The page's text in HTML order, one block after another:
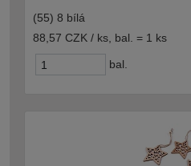
(55) 8 bílá
88,57 CZK / ks, bal. = 1 ks
bal.